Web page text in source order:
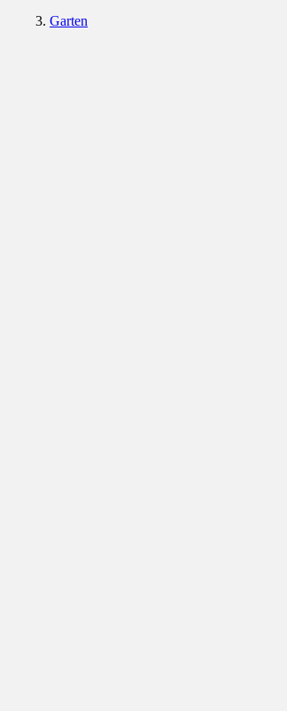
Garten